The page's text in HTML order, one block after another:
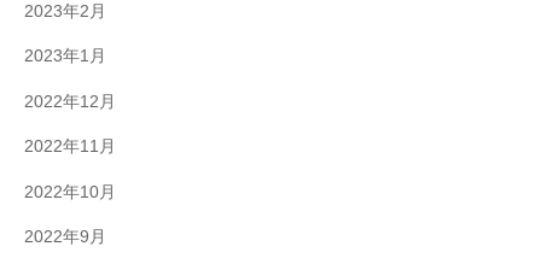
2023年2月
2023年1月
2022年12月
2022年11月
2022年10月
2022年9月